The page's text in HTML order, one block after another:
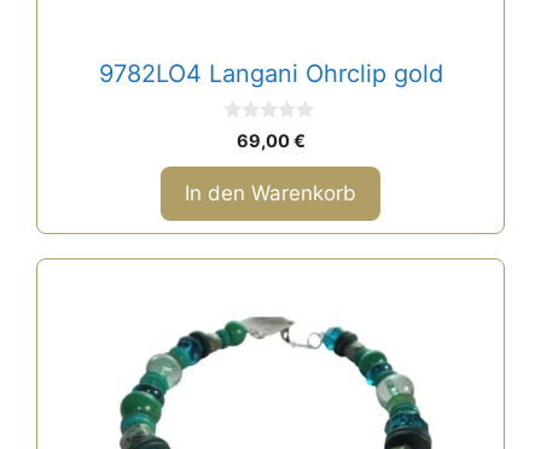
9782LO4 Langani Ohrclip gold
o
n
5
69,00€
In den Warenkorb